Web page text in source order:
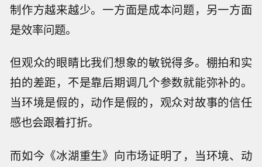
制作方越来越少。一方面是成本问题，另一方面
是效率问题。
但观众的眼睛比我们想象的敏锐得多。棚拍和实
拍的差距，不是靠后期调几个参数就能弥补的。
当环境是假的，动作是假的，观众对故事的信任
感也会跟着打折。
而如今《冰湖重生》向市场证明了，当环境、动